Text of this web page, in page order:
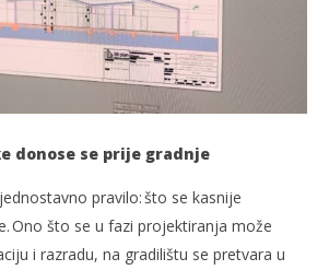
donose se prije gradnje
pravilo: što se kasnije
Ono što se u fazi projektiranja može
i razradu, na gradilištu se pretvara u